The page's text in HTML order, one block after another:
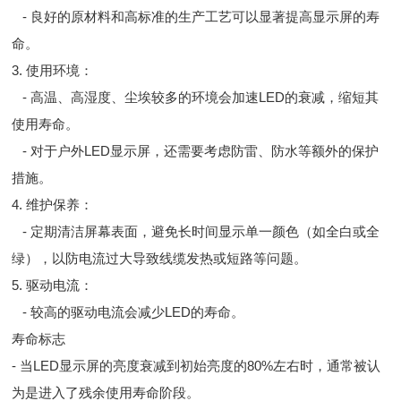
- 良好的原材料和高标准的生产工艺可以显著提高显示屏的寿
命。
3. 使用环境：
- 高温、高湿度、尘埃较多的环境会加速LED的衰减，缩短其
使用寿命。
- 对于户外LED显示屏，还需要考虑防雷、防水等额外的保护
措施。
4. 维护保养：
- 定期清洁屏幕表面，避免长时间显示单一颜色（如全白或全
绿），以防电流过大导致线缆发热或短路等问题。
5. 驱动电流：
- 较高的驱动电流会减少LED的寿命。
寿命标志
- 当LED显示屏的亮度衰减到初始亮度的80%左右时，通常被认
为是进入了残余使用寿命阶段。